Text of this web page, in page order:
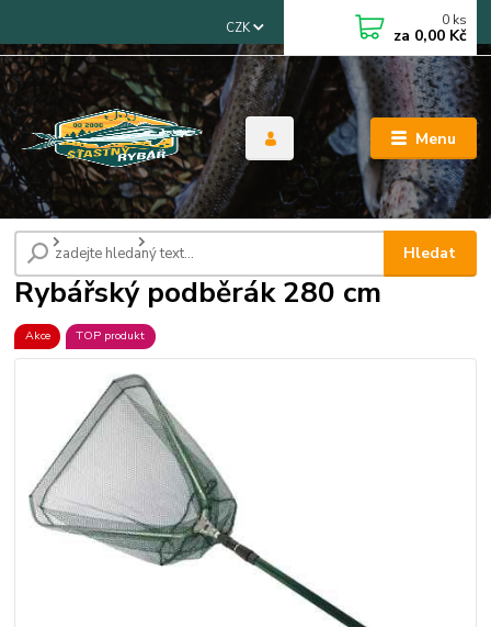
Menu
CZK
Hledat
0 ks
za 0,00 Kč
Úvod Podběráky Rybářský podběrák 280 cm
Rybářský podběrák 280 cm
Akce TOP produkt